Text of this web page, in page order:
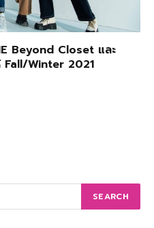
Beyond Closet และ
Fall/Winter 2021